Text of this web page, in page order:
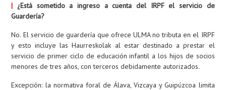
| ¿Está sometido a ingreso a cuenta del IRPF el servicio de
Guardería?
No. El servicio de guardería que ofrece ULMA no tributa en el IRPF
y esto incluye las Haurreskolak al estar destinado a prestar el
servicio de primer ciclo de educación infantil a los hijos de socios
menores de tres años, con terceros debidamente autorizados.
Excepción: la normativa foral de Álava, Vizcaya y Guipúzcoa limita